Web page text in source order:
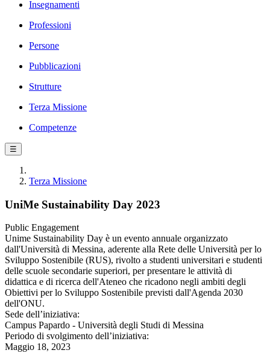
Insegnamenti
Professioni
Persone
Pubblicazioni
Strutture
Terza Missione
Competenze
☰
Terza Missione
UniMe Sustainability Day 2023
Public Engagement
Unime Sustainability Day è​ un evento annuale organizzato
dall'Università di Messina, aderente alla Rete delle Università per lo
Sviluppo Sostenibile (RUS), rivolto a studenti universitari e studenti
delle scuole secondarie superiori, per presentare le attività di
didattica e di ricerca dell'Ateneo che ricadono negli ambiti degli
Obiettivi per lo Sviluppo Sostenibile previsti dall'Agenda 2030
dell'ONU.
Sede dell’iniziativa:
Campus Papardo - Università degli Studi di Messina
Periodo di svolgimento dell’iniziativa:
Maggio 18, 2023